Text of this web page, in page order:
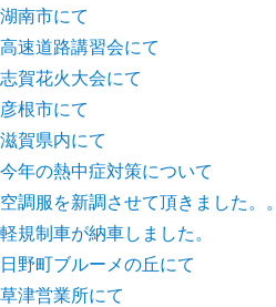
湖南市にて
高速道路講習会にて
志賀花火大会にて
彦根市にて
滋賀県内にて
今年の熱中症対策について
空調服を新調させて頂きました。。
軽規制車が納車しました。
日野町ブルーメの丘にて
草津営業所にて